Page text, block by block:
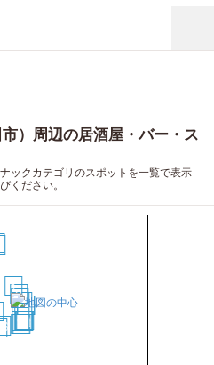
）周辺の居酒屋・バー・ス
ックカテゴリのスポットを一覧で表示
ください。
12
3
456
7
10
11
12
13
14